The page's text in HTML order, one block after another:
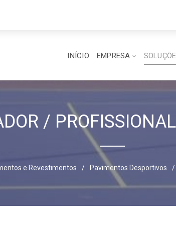
INÍCIO EMPRESA
/
e Revestimentos / Pavimentos Desportivos /